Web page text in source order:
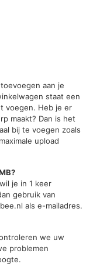
aan je
staat een
voegen. Heb je er
maakt? Dan is het
bij te voegen zoals
upload
je in 1 keer
gebruik van
als e-mailadres.
we uw
problemen